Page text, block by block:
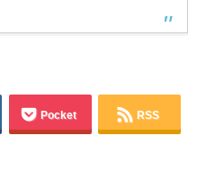
Pocket RSS